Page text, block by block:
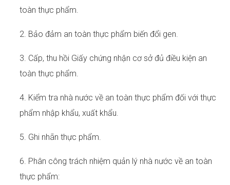
toàn thực phẩm.
2. Bảo đảm an toàn thực phẩm biến đổi gen.
3. Cấp, thu hồi Giấy chứng nhận cơ sở đủ điều kiện an
toàn thực phẩm.
4. Kiểm tra nhà nước về an toàn thực phẩm đối với thực
phẩm nhập khẩu, xuất khẩu.
5. Ghi nhãn thực phẩm.
6. Phân công trách nhiệm quản lý nhà nước về an toàn
thực phẩm: